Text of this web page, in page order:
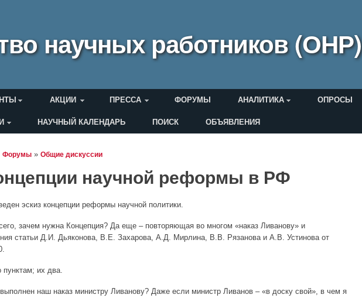
научных работников (ОНР)
менюАКЦИИ ПРЕССА ФОРУМЫ АНАЛИТИКА ОПРОСЫ
НАУЧНЫЙ КАЛЕНДАРЬ ПОИСК ОБЪЯВЛЕНИЯ
Форумы » Общие дискуссии
научной реформы в РФ
эскиз концепции реформы научной политики.
зачем нужна Концепция? Да еще – повторяющая во многом «наказ Ливанову» и
статьи Д.И. Дьяконова, В.Е. Захарова, А.Д. Мирлина, В.В. Рязанова и А.В. Устинова от
пунктам; их два.
наш наказ министру Ливанову? Даже если министр Ливанов – «в доску свой», в чем я